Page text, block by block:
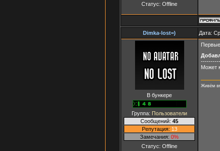
Статус: Offline
Dimka-lost=) Дата:
В бункере
Группа: Пользователи
Сообщений: 45
Репутация: 13
Замечания: 0%
Статус: Offline
Может
Живём